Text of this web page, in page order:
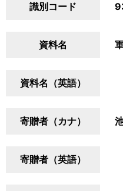
識別コード
資料名
資料名（英語）
寄贈者（カナ）
寄贈者（英語）